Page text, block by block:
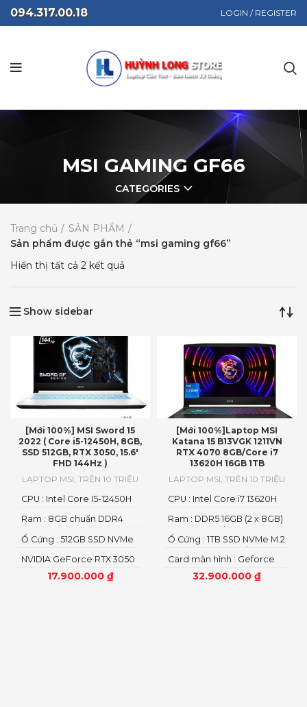
094.317.00.18 LOGIN / REGISTER
MSI GAMING GF66
CATEGORIES
Trang chủ
SẢN PHẨM
Sản phẩm được gắn thẻ “msi gaming gf66”
Hiển thị tất cả 2 kết quả
Show sidebar
[Mới 100%] MSI Sword 15
2022 ( Core i5-12450H, 8GB,
SSD 512GB, RTX 3050, 15.6′
FHD 144Hz )
LAPTOP MSI, TRÊN 10 TRIỆU
17.900.000 ₫
NVIDIA GeForce RTX 3050
Ổ Cứng : 512GB SSD NVMe
Ram : 8GB chuẩn DDR4
CPU : Intel Core I5-12450H
[Mới 100%]Laptop MSI
Katana 15 B13VGK 1211VN
RTX 4070 8GB/Core i7
13620H 16GB 1TB
LAPTOP MSI, TRÊN 10 TRIỆU
32.900.000 ₫
Card màn hình : Geforce
Ổ Cứng : 1TB SSD NVMe M.2
PCIe Gen 4 x 4, 2 slot
Ram : DDR5 16GB (2 x 8GB)
5200MHz; 2 slots, up to
64GB
CPU : Intel Core i7 13620H